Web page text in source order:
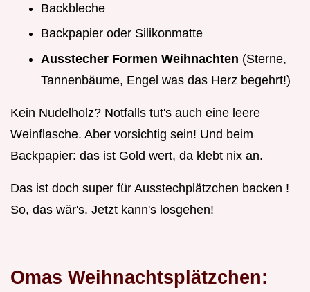
Backbleche
Backpapier oder Silikonmatte
Ausstecher Formen Weihnachten (Sterne,
Tannenbäume, Engel was das Herz begehrt!)
Kein Nudelholz? Notfalls tut's auch eine leere
Weinflasche. Aber vorsichtig sein! Und beim
Backpapier: das ist Gold wert, da klebt nix an.
Das ist doch super für Ausstechplätzchen backen !
So, das wär's. Jetzt kann's losgehen!
Omas Weihnachtsplätzchen: